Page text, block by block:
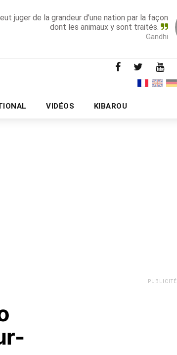
juger de la grandeur d'une nation par la façon
dont les animaux y sont traités.
Gandhi
VIDÉOS KIBAROU
PUBLICITÉ